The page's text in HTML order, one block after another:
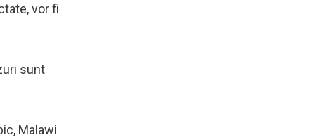
vor fi
sunt
Malawi